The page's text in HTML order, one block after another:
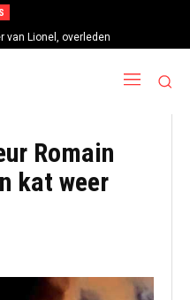
van Lionel, overleden
Romain
kat weer